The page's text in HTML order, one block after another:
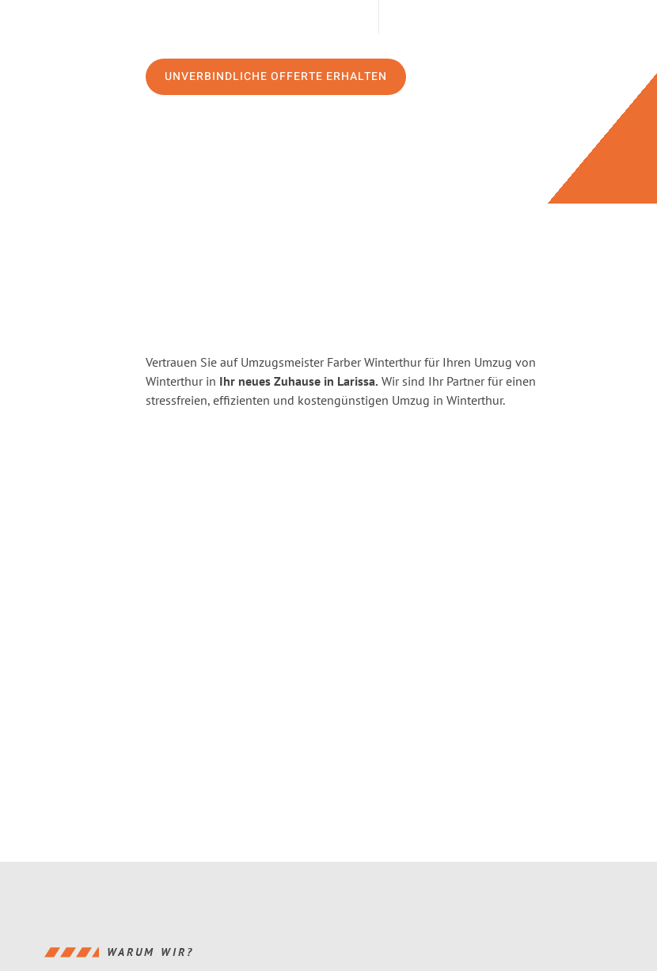
UNVERBINDLICHE OFFERTE ERHALTEN
Vertrauen Sie auf Umzugsmeister Farber Winterthur für Ihren Umzug von
Winterthur in Ihr neues Zuhause in Larissa. Wir sind Ihr Partner für einen
stressfreien, effizienten und kostengünstigen Umzug in Winterthur.
WARUM WIR?